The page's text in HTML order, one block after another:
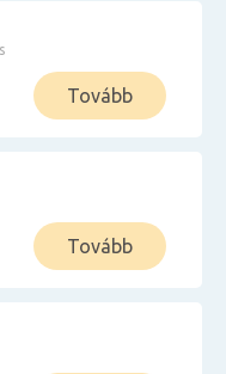
Tovább
Tovább